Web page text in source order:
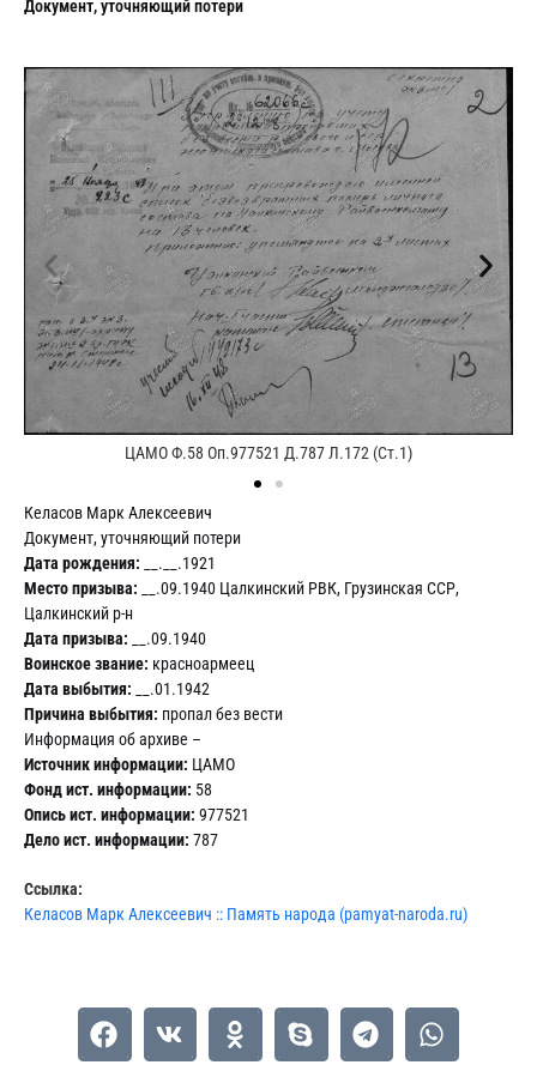
Документ, уточняющий потери
ЦАМО Ф.58 Оп.977521 Д.787 Л.172 (Ст.1)
Келасов Марк Алексеевич
Документ, уточняющий потери
Дата рождения: __.__.1921
Место призыва: __.09.1940 Цалкинский РВК, Грузинская ССР,
Цалкинский р-н
Дата призыва: __.09.1940
Воинское звание: красноармеец
Дата выбытия: __.01.1942
Причина выбытия: пропал без вести
Информация об архиве –
Источник информации: ЦАМО
Фонд ист. информации: 58
Опись ист. информации: 977521
Дело ист. информации: 787
Ссылка:
Келасов Марк Алексеевич :: Память народа (pamyat-naroda.ru)